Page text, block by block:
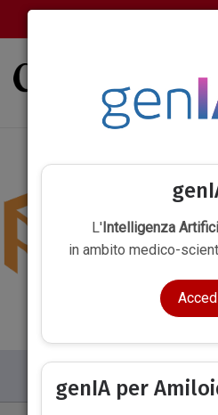
INTERVISTE &
L'Intelligenza
in ambito medico-
genIA per